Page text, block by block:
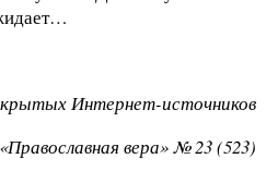
Интернет-источников
вера» № 23 (523)